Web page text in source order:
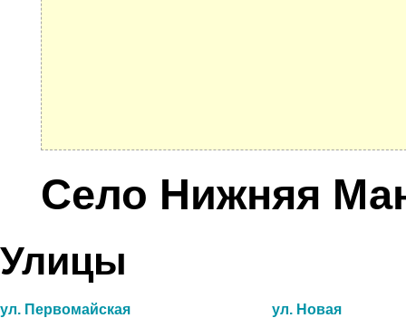
Село Нижняя
Улицы
ул. Первомайская
ул. Новая